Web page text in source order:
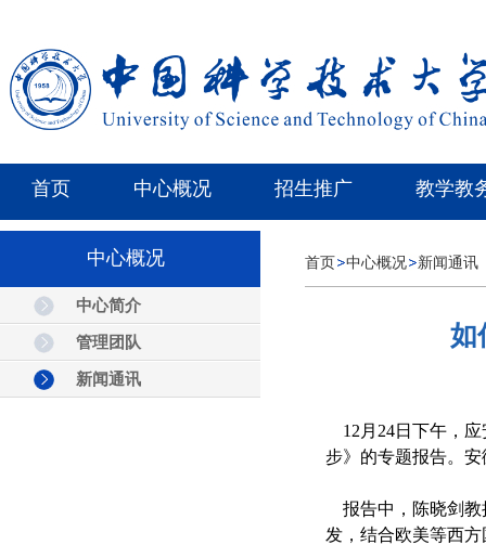
首页 中心概况 招生推广 教学教
中心概况
中心简介
管理团队
新闻通讯
首页 中心概况 新闻通讯
如
12月24日下午，
步》的专题报告。
报告中，陈晓剑教
发，结合欧美等西